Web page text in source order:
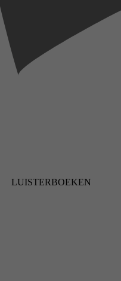
LUISTERBOEKEN